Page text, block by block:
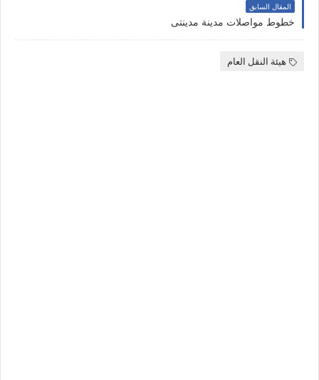
المقال السابق
خطوط مواصلات مدينة مدينتى
هيئة النقل العام